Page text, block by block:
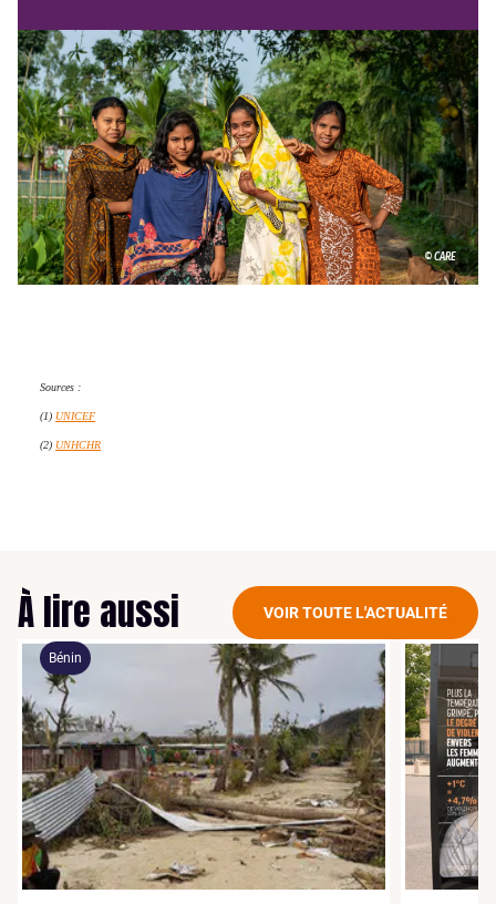
© CARE
Sources :
(1) UNICEF
(2) UNHCHR
À lire aussi VOIR TOUTE L'ACTUALITÉ
Bénin